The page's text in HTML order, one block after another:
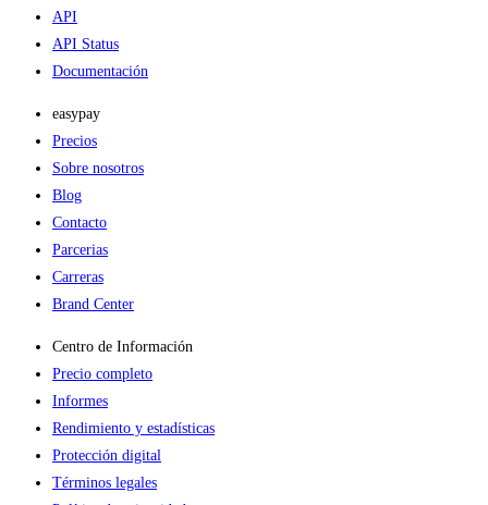
API
API Status
Documentación
easypay
Precios
Sobre nosotros
Blog
Contacto
Parcerias
Carreras
Brand Center
Centro de Información
Precio completo
Informes
Rendimiento y estadísticas
Protección digital
Términos legales